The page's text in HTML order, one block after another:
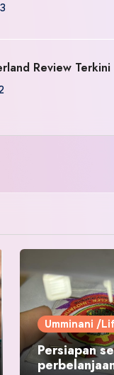
Review Terkini
Umminani /
Persiapan